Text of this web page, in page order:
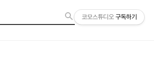
코모스튜디오 구독하기